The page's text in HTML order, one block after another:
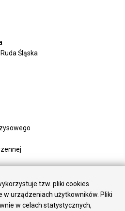
Śląska
tzw. pliki cookies
w urządzeniach użytkowników. Pliki
w celach statystycznych,